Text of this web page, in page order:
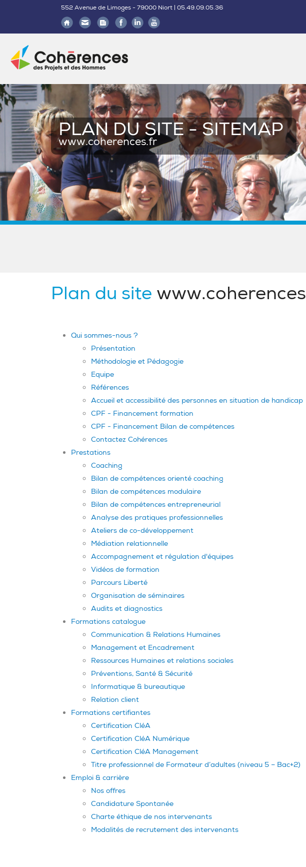
552 Avenue de Limoges - 79000 Niort | 05.49.09.05.36
PLAN DU SITE - SITEMAP
www.coherences.fr
Plan du site
Qui sommes-nous ?
Présentation
Méthodologie et Pédagogie
Equipe
Références
Accueil et accessibilité des personnes en situation de handicap
CPF - Financement formation
CPF - Financement Bilan de compétences
Contactez Cohérences
Prestations
Coaching
Bilan de compétences orienté coaching
Bilan de compétences modulaire
Bilan de compétences entrepreneurial
Analyse des pratiques professionnelles
Ateliers de co-développement
Médiation relationnelle
Accompagnement et régulation d'équipes
Vidéos de formation
Parcours Liberté
Organisation de séminaires
Audits et diagnostics
Formations catalogue
Communication & Relations Humaines
Management et Encadrement
Ressources Humaines et relations sociales
Préventions, Santé & Sécurité
Informatique & bureautique
Relation client
Formations certifiantes
Certification CléA
Certification CléA Numérique
Certification CléA Management
Titre professionnel de Formateur d’adultes (niveau 5 – Bac+2)
Emploi & carrière
Nos offres
Candidature Spontanée
Charte éthique de nos intervenants
Modalités de recrutement des intervenants